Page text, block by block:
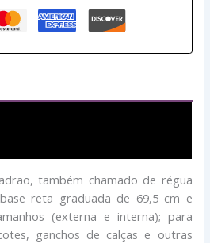
também chamado de régua
reta graduada de 69,5 cm e
(externa e interna); para
ganchos de calças e outras